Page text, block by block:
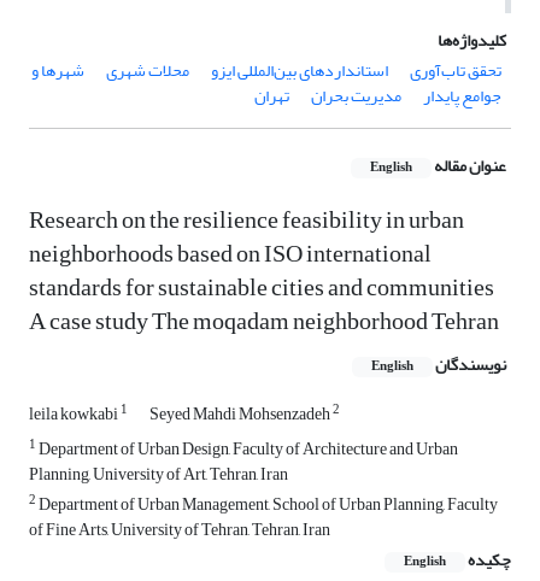
کلیدواژه‌ها
تحقق تاب‌آوری
استانداردهای بین‌المللی ایزو محلات شهری شهرها و
جوامع پایدار مدیریت بحران تهران
عنوان مقاله English
Research on the resilience feasibility in urban
neighborhoods based on ISO international
standards for sustainable cities and communities
A case study The moqadam neighborhood Tehran
نویسندگان English
leila kowkabi1 Seyed Mahdi Mohsenzadeh2
1Department of Urban Design, Faculty of Architecture and Urban
Planning, University of Art, Tehran, Iran
2Department of Urban Management, School of Urban Planning, Faculty
of Fine Arts, University of Tehran, Tehran, Iran
چکیده
English